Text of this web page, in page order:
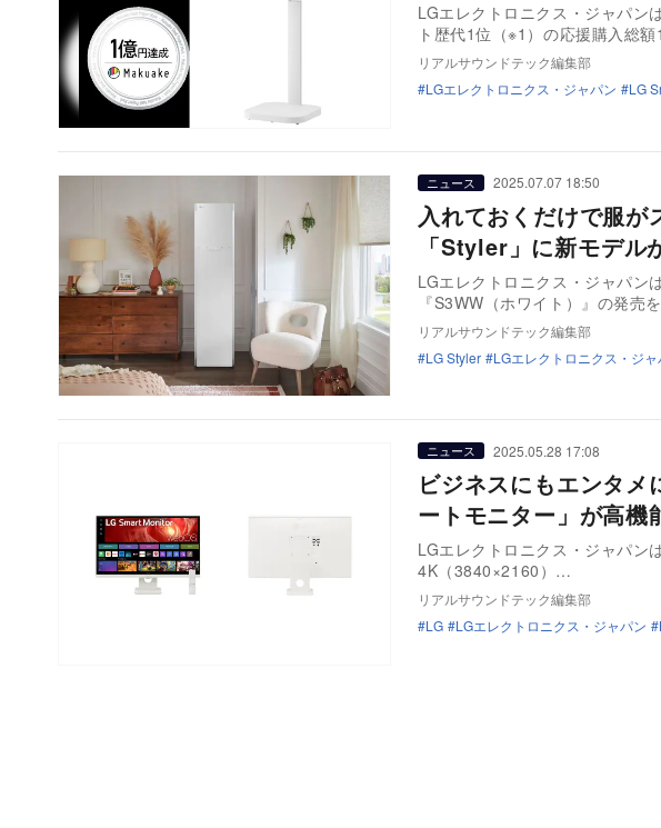
LGエレクトロニクス・ジャパン
ト歴代1位（※1）の応援購入総
リアルサウンドテック編集部
LGエレクトロニクス・ジャパン
LG
ニュース 2025.07.07 18:50
入れておくだけで服
「Styler」に新モデル
LGエレクトロニクス・ジャパン
『S3WW（ホワイト）』の発売
リアルサウンドテック編集部
LG Styler
LGエレクトロニクス・ジャ
ニュース 2025.05.28 17:08
ビジネスにもエンタ
ートモニター」が高機
LGエレクトロニクス・ジャパ
4K（3840×2160）…
リアルサウンドテック編集部
LG
LGエレクトロニクス・ジャパン